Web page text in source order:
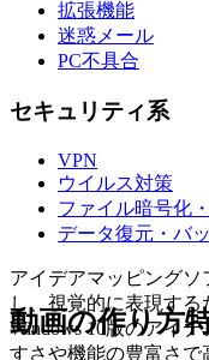
拡張機能
迷惑メール
PC不具合
セキュリティ系
VPN
ウイルス対策
ファイル暗号化
データ復元・バ
アイデアマッピング
し、視覚的に表現する
Windows 10版のアイ
すさや機能の豊富さで
動画の作り方